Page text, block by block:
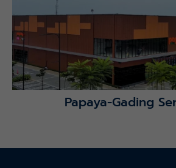
Lihat Detail Proyek
Papaya-Gading